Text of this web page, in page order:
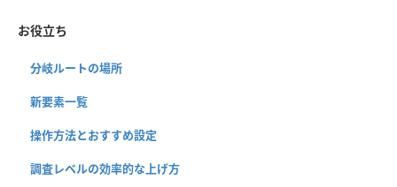
お役立ち
分岐ルートの場所
新要素一覧
操作方法とおすすめ設定
調査レベルの効率的な上げ方